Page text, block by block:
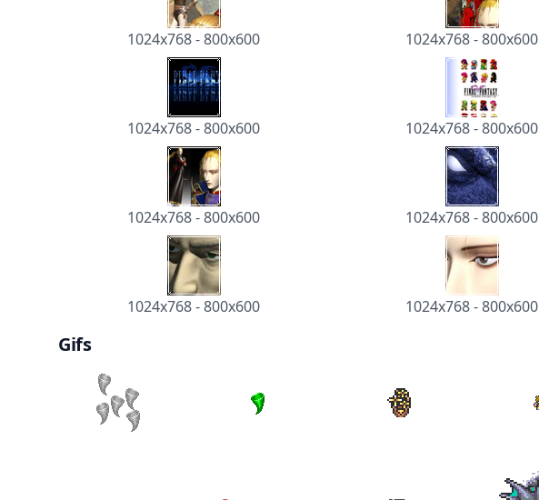
1024x768-800x600 1024x768-800x600
1024x768-800x600 1024x768-800x600
1024x768-800x600 1024x768-800x600
1024x768-800x600 1024x768-800x600
Gifs